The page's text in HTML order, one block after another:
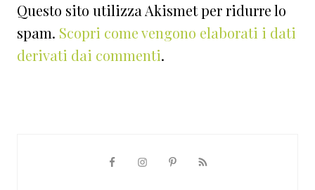
Questo sito utilizza Akismet per ridurre lo
spam. Scopri come vengono elaborati i dati
derivati dai commenti.